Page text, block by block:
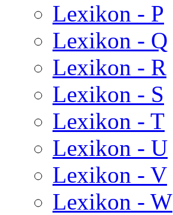
Lexikon - P
Lexikon - Q
Lexikon - R
Lexikon - S
Lexikon - T
Lexikon - U
Lexikon - V
Lexikon - W